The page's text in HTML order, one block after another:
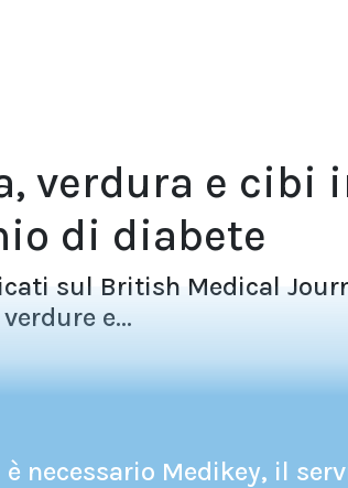
verdura e cibi
di diabete
sul British Medical
e...
necessario Medikey, il